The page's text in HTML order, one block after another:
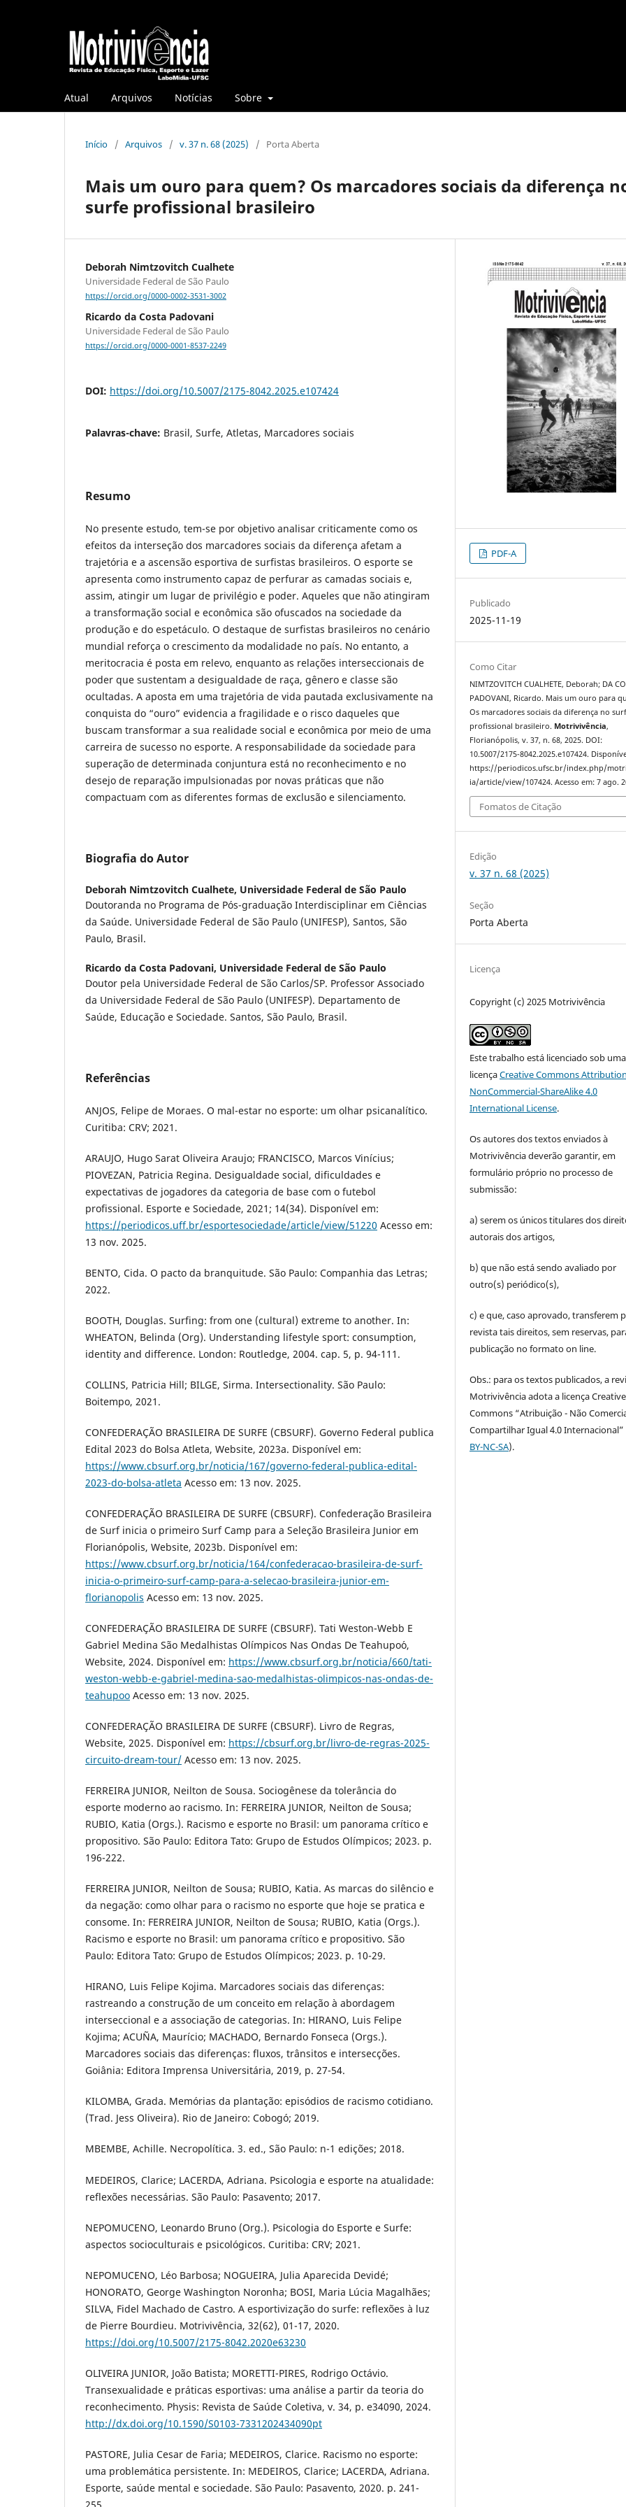
Atual Arquivos Notícias Sobre
Início / Arquivos / v. 37 n. 68 (2025) / Porta Aberta
Mais um ouro para quem? Os marcadores sociais da diferença
surfe profissional brasileiro
Deborah Nimtzovitch Cualhete
Universidade Federal de São Paulo
https://orcid.org/0000-0002-3531-3002
Ricardo da Costa Padovani
Universidade Federal de São Paulo
https://orcid.org/0000-0001-8537-2249
DOI: https://doi.org/10.5007/2175-8042.2025.e107424
Palavras-chave: Brasil, Surfe, Atletas, Marcadores sociais
Resumo
No presente estudo, tem-se por objetivo analisar criticamente como os
efeitos da interseção dos marcadores sociais da diferença afetam a
trajetória e a ascensão esportiva de surfistas brasileiros. O esporte se
apresenta como instrumento capaz de perfurar as camadas sociais e,
assim, atingir um lugar de privilégio e poder. Aqueles que não atingiram
a transformação social e econômica são ofuscados na sociedade da
produção e do espetáculo. O destaque de surfistas brasileiros no cenário
mundial reforça o crescimento da modalidade no país. No entanto, a
meritocracia é posta em relevo, enquanto as relações interseccionais de
poder que sustentam a desigualdade de raça, gênero e classe são
ocultadas. A aposta em uma trajetória de vida pautada exclusivamente na
conquista do “ouro” evidencia a fragilidade e o risco daqueles que
buscam transformar a sua realidade social e econômica por meio de uma
carreira de sucesso no esporte. A responsabilidade da sociedade para
superação de determinada conjuntura está no reconhecimento e no
desejo de reparação impulsionadas por novas práticas que não
compactuam com as diferentes formas de exclusão e silenciamento.
Biografia do Autor
Deborah Nimtzovitch Cualhete, Universidade Federal de São Paulo
Doutoranda no Programa de Pós-graduação Interdisciplinar em Ciências
da Saúde. Universidade Federal de São Paulo (UNIFESP), Santos, São
Paulo, Brasil.
Ricardo da Costa Padovani, Universidade Federal de São Paulo
Doutor pela Universidade Federal de São Carlos/SP. Professor Associado
da Universidade Federal de São Paulo (UNIFESP). Departamento de
Saúde, Educação e Sociedade. Santos, São Paulo, Brasil.
Referências
ANJOS, Felipe de Moraes. O mal-estar no esporte: um olhar psicanalítico.
Curitiba: CRV; 2021.
ARAUJO, Hugo Sarat Oliveira Araujo; FRANCISCO, Marcos Vinícius;
PIOVEZAN, Patricia Regina. Desigualdade social, dificuldades e
expectativas de jogadores da categoria de base com o futebol
profissional. Esporte e Sociedade, 2021; 14(34). Disponível em:
https://periodicos.uff.br/esportesociedade/article/view/51220 Acesso em:
13 nov. 2025.
BENTO, Cida. O pacto da branquitude. São Paulo: Companhia das Letras;
2022.
BOOTH, Douglas. Surfing: from one (cultural) extreme to another. In:
WHEATON, Belinda (Org). Understanding lifestyle sport: consumption,
identity and difference. London: Routledge, 2004. cap. 5, p. 94-111.
COLLINS, Patricia Hill; BILGE, Sirma. Intersectionality. São Paulo:
Boitempo, 2021.
CONFEDERAÇÃO BRASILEIRA DE SURFE (CBSURF). Governo Federal publica
Edital 2023 do Bolsa Atleta, Website, 2023a. Disponível em:
https://www.cbsurf.org.br/noticia/167/governo-federal-publica-edital-
2023-do-bolsa-atleta Acesso em: 13 nov. 2025.
CONFEDERAÇÃO BRASILEIRA DE SURFE (CBSURF). Confederação Brasileira
de Surf inicia o primeiro Surf Camp para a Seleção Brasileira Junior em
Florianópolis, Website, 2023b. Disponível em:
https://www.cbsurf.org.br/noticia/164/confederacao-brasileira-de-surf-
inicia-o-primeiro-surf-camp-para-a-selecao-brasileira-junior-em-
florianopolis Acesso em: 13 nov. 2025.
CONFEDERAÇÃO BRASILEIRA DE SURFE (CBSURF). Tati Weston-Webb E
Gabriel Medina São Medalhistas Olímpicos Nas Ondas De Teahupo´o,
Website, 2024. Disponível em: https://www.cbsurf.org.br/noticia/660/tati-
weston-webb-e-gabriel-medina-sao-medalhistas-olimpicos-nas-ondas-de-
teahupoo Acesso em: 13 nov. 2025.
CONFEDERAÇÃO BRASILEIRA DE SURFE (CBSURF). Livro de Regras,
Website, 2025. Disponível em: https://cbsurf.org.br/livro-de-regras-2025-
circuito-dream-tour/ Acesso em: 13 nov. 2025.
FERREIRA JUNIOR, Neilton de Sousa. Sociogênese da tolerância do
esporte moderno ao racismo. In: FERREIRA JUNIOR, Neilton de Sousa;
RUBIO, Katia (Orgs.). Racismo e esporte no Brasil: um panorama crítico e
propositivo. São Paulo: Editora Tato: Grupo de Estudos Olímpicos; 2023. p.
196-222.
FERREIRA JUNIOR, Neilton de Sousa; RUBIO, Katia. As marcas do silêncio e
da negação: como olhar para o racismo no esporte que hoje se pratica e
consome. In: FERREIRA JUNIOR, Neilton de Sousa; RUBIO, Katia (Orgs.).
Racismo e esporte no Brasil: um panorama crítico e propositivo. São
Paulo: Editora Tato: Grupo de Estudos Olímpicos; 2023. p. 10-29.
HIRANO, Luis Felipe Kojima. Marcadores sociais das diferenças:
rastreando a construção de um conceito em relação à abordagem
interseccional e a associação de categorias. In: HIRANO, Luis Felipe
Kojima; ACUÑA, Maurício; MACHADO, Bernardo Fonseca (Orgs.).
Marcadores sociais das diferenças: fluxos, trânsitos e intersecções.
Goiânia: Editora Imprensa Universitária, 2019, p. 27-54.
KILOMBA, Grada. Memórias da plantação: episódios de racismo cotidiano.
(Trad. Jess Oliveira). Rio de Janeiro: Cobogó; 2019.
MBEMBE, Achille. Necropolítica. 3. ed., São Paulo: n-1 edições; 2018.
MEDEIROS, Clarice; LACERDA, Adriana. Psicologia e esporte na atualidade:
reflexões necessárias. São Paulo: Pasavento; 2017.
NEPOMUCENO, Leonardo Bruno (Org.). Psicologia do Esporte e Surfe:
aspectos socioculturais e psicológicos. Curitiba: CRV; 2021.
NEPOMUCENO, Léo Barbosa; NOGUEIRA, Julia Aparecida Devidé;
HONORATO, George Washington Noronha; BOSI, Maria Lúcia Magalhães;
SILVA, Fidel Machado de Castro. A esportivização do surfe: reflexões à luz
de Pierre Bourdieu. Motrivivência, 32(62), 01-17, 2020.
https://doi.org/10.5007/2175-8042.2020e63230
OLIVEIRA JUNIOR, João Batista; MORETTI-PIRES, Rodrigo Octávio.
Transexualidade e práticas esportivas: uma análise a partir da teoria do
reconhecimento. Physis: Revista de Saúde Coletiva, v. 34, p. e34090, 2024.
http://dx.doi.org/10.1590/S0103-7331202434090pt
PASTORE, Julia Cesar de Faria; MEDEIROS, Clarice. Racismo no esporte:
uma problemática persistente. In: MEDEIROS, Clarice; LACERDA, Adriana.
Esporte, saúde mental e sociedade. São Paulo: Pasavento, 2020. p. 241-
255.
PDF-A
Publicado
2025-11-19
Como Citar
NIMTZOVITCH CUALHETE, Deborah; DA
PADOVANI, Ricardo. Mais um ouro para
Os marcadores sociais da diferença no
profissional brasileiro. Motrivivência,
Florianópolis, v. 37, n. 68, 2025. DOI:
10.5007/2175-8042.2025.e107424.
https://periodicos.ufsc.br/index.php/
ia/article/view/107424. Acesso em: 7 ago.
Fomatos de Citação
Edição
v. 37 n. 68 (2025)
Seção
Porta Aberta
Licença
Copyright (c) 2025 Motrivivência
Este trabalho está licenciado sob uma
licençaCreative Commons
NonCommercial-ShareAlike 4.0
International License.
Os autores dos textos enviados à
Motrivivência deverão garantir, em
formulário próprio no processo de
submissão:
a) serem os únicos titulares dos
autorais dos artigos,
b) que não está sendo avaliado por
outro(s) periódico(s),
c) e que, caso aprovado, transferem
revista tais direitos, sem reservas,
publicação no formato on line.
Obs.: para os textos publicados, a
Motrivivência adota a licença Creative
Commons “Atribuição - Não
Compartilhar Igual 4.0 Internacional”
BY-NC-SA).